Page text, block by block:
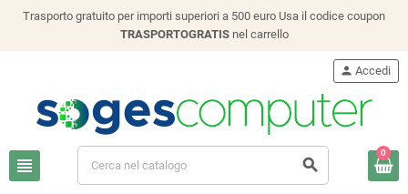
Trasporto gratuito per importi superiori a 500 euro Usa il codice coupon
TRASPORTOGRATISnel carrello
view_headline search
person Accedi
0